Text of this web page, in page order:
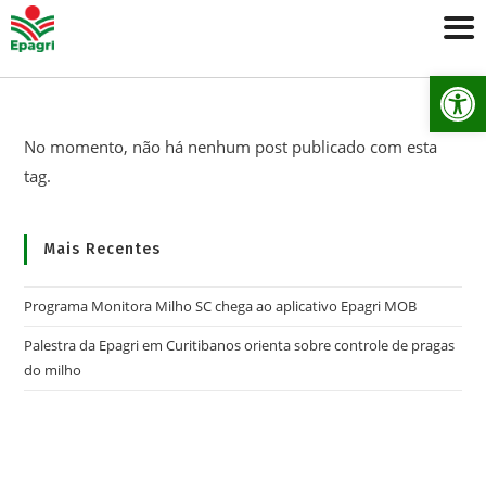
No momento, não há nenhum post publicado com esta
tag.
Mais Recentes
Programa Monitora Milho SC chega ao aplicativo Epagri MOB
Palestra da Epagri em Curitibanos orienta sobre controle de pragas
do milho